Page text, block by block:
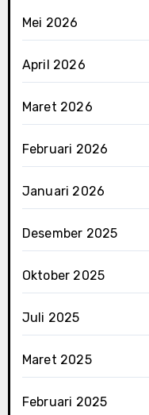
Mei 2026
April 2026
Maret 2026
Februari 2026
Januari 2026
Desember 2025
Oktober 2025
Juli 2025
Maret 2025
Februari 2025